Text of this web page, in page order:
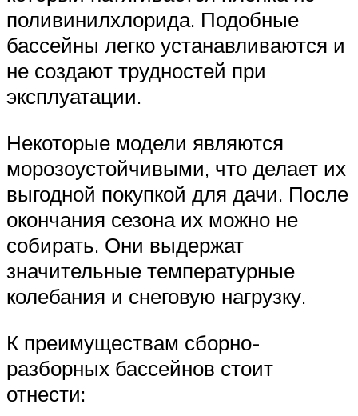
поливинилхлорида. Подобные
бассейны легко устанавливаются и
не создают трудностей при
эксплуатации.
Некоторые модели являются
морозоустойчивыми, что делает их
выгодной покупкой для дачи. После
окончания сезона их можно не
собирать. Они выдержат
значительные температурные
колебания и снеговую нагрузку.
К преимуществам сборно-
разборных бассейнов стоит
отнести: